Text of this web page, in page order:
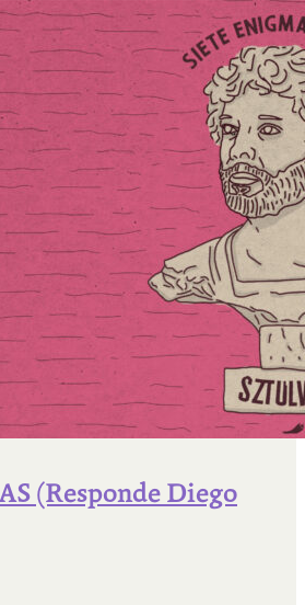
(Responde Diego